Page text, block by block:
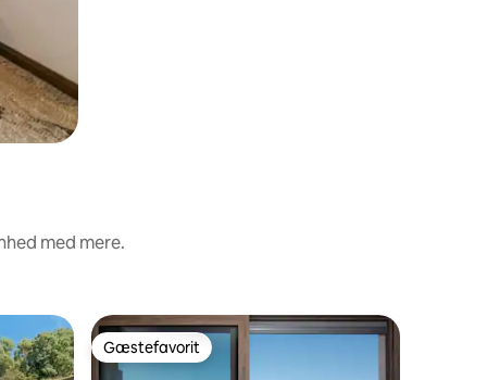
med mere.
Gæstefavorit
Gæstefavorit